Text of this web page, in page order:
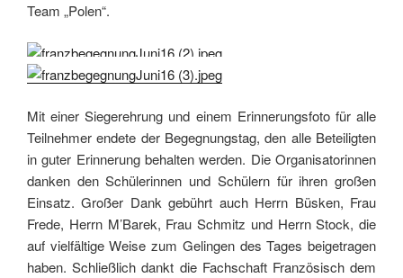
Team „Polen“.
Mit einer Siegerehrung und einem Erinnerungsfoto für alle
Teilnehmer endete der Begegnungstag, den alle Beteiligten
in guter Erinnerung behalten werden. Die Organisatorinnen
danken den Schülerinnen und Schülern für ihren großen
Einsatz. Großer Dank gebührt auch Herrn Büsken, Frau
Frede, Herrn M’Barek, Frau Schmitz und Herrn Stock, die
auf vielfältige Weise zum Gelingen des Tages beigetragen
haben. Schließlich dankt die Fachschaft Französisch dem